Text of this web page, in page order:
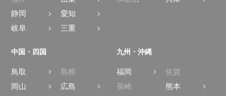
静岡
愛知
岐阜
三重
中国・四国
鳥取
島根
岡山
広島
九州・沖縄
福岡
佐賀
長崎
熊本